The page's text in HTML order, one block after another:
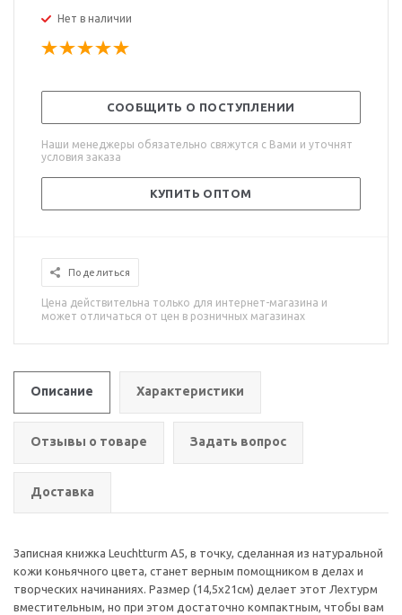
Нет в наличии
СООБЩИТЬ О ПОСТУПЛЕНИИ
Наши менеджеры обязательно свяжутся с Вами и уточнят
условия заказа
КУПИТЬ ОПТОМ
Поделиться
Цена действительна только для интернет-магазина и
может отличаться от цен в розничных магазинах
Описание Характеристики
Отзывы о товаре Задать вопрос
Доставка
Записная книжка Leuchtturm А5, в точку, сделанная из натуральной
кожи коньячного цвета, станет верным помощником в делах и
творческих начинаниях. Размер (14,5х21см) делает этот Лехтурм
вместительным, но при этом достаточно компактным, чтобы вам